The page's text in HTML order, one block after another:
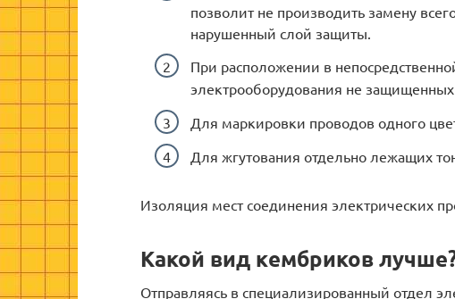
позволит не производить замену
нарушенный слой защиты.
При расположении в
электрооборудования не
Для маркировки проводов одного
Для жгутования отдельно лежащих
Изоляция мест соединения электрических
Какой вид кембриков
Отправляясь в специализированный отдел